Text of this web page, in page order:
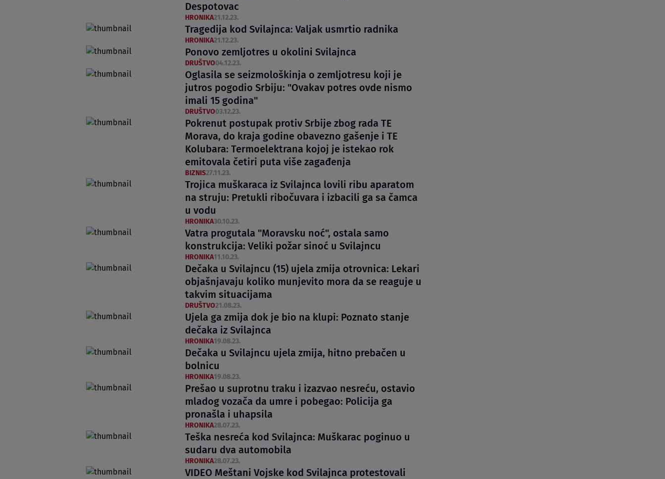
Despotovac
HRONIKA21.12.23.
Tragedija kod Svilajnca: Valjak usmrtio radnika
HRONIKA21.12.23.
Ponovo zemljotres u okolini Svilajnca
DRUŠTVO04.12.23.
Oglasila se seizmološkinja o zemljotresu koji je
jutros pogodio Srbiju: "Ovakav potres ovde nismo
imali 15 godina"
DRUŠTVO03.12.23.
Pokrenut postupak protiv Srbije zbog rada TE
Morava, do kraja godine obavezno gašenje i TE
Kolubara: Termoelektrana kojoj je istekao rok
emitovala četiri puta više zagađenja
BIZNIS27.11.23.
Trojica muškaraca iz Svilajnca lovili ribu aparatom
na struju: Pretukli ribočuvara i izbacili ga sa čamca
u vodu
HRONIKA30.10.23.
Vatra progutala "Moravsku noć", ostala samo
konstrukcija: Veliki požar sinoć u Svilajncu
HRONIKA11.10.23.
Dečaka u Svilajncu (15) ujela zmija otrovnica: Lekari
objašnjavaju koliko munjevito mora da se reaguje u
takvim situacijama
DRUŠTVO21.08.23.
Ujela ga zmija dok je bio na klupi: Poznato stanje
dečaka iz Svilajnca
HRONIKA19.08.23.
Dečaka u Svilajncu ujela zmija, hitno prebačen u
bolnicu
HRONIKA19.08.23.
Prešao u suprotnu traku i izazvao nesreću, ostavio
mladog vozača da umre i pobegao: Policija ga
pronašla i uhapsila
HRONIKA28.07.23.
Teška nesreća kod Svilajnca: Muškarac poginuo u
sudaru dva automobila
HRONIKA28.07.23.
VIDEO Meštani Vojske kod Svilajnca protestovali